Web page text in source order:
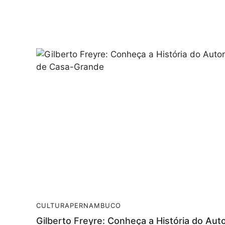
CULTURAPERNAMBUCO
Gilberto Freyre: Conheça a História do